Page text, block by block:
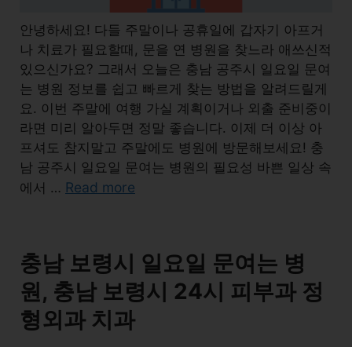
안녕하세요! 다들 주말이나 공휴일에 갑자기 아프거
나 치료가 필요할때, 문을 연 병원을 찾느라 애쓰신적
있으신가요? 그래서 오늘은 충남 공주시 일요일 문여
는 병원 정보를 쉽고 빠르게 찾는 방법을 알려드릴게
요. 이번 주말에 여행 가실 계획이거나 외출 준비중이
라면 미리 알아두면 정말 좋습니다. 이제 더 이상 아
프셔도 참지말고 주말에도 병원에 방문해보세요! 충
남 공주시 일요일 문여는 병원의 필요성 바쁜 일상 속
에서 … Read more
충남 보령시 일요일 문여는 병
원, 충남 보령시 24시 피부과 정
형외과 치과